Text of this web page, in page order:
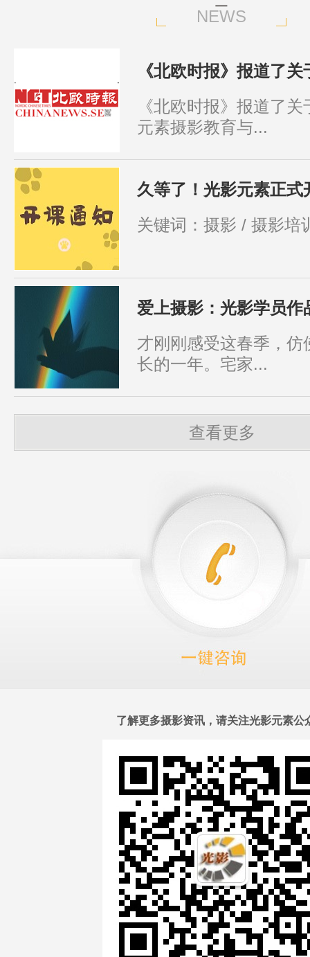
NEWS
《北欧时报》报道了
《北欧时报》报道了
元素摄影教育与...
久等了！光影元素正式
关键词：摄影 / 摄影
爱上摄影：光影学员作
才刚刚感受这春季，仿
长的一年。宅家...
查看更多
了解更多摄影资讯，请关注光影元素公